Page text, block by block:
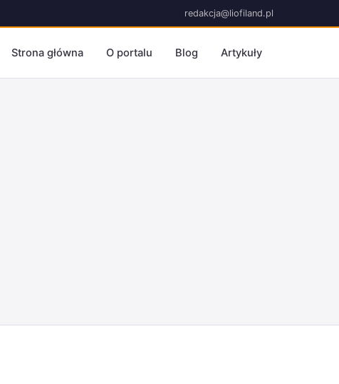
redakcja@liofiland.pl
Strona główna O portalu Blog Artykuły